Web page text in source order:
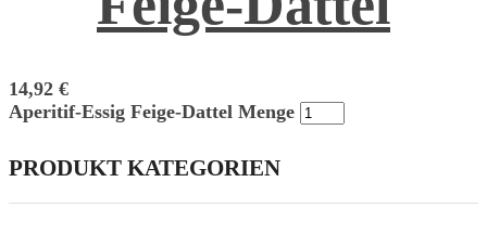
14,92 €
Aperitif-Essig Feige-Dattel Menge
PRODUKT KATEGORIEN